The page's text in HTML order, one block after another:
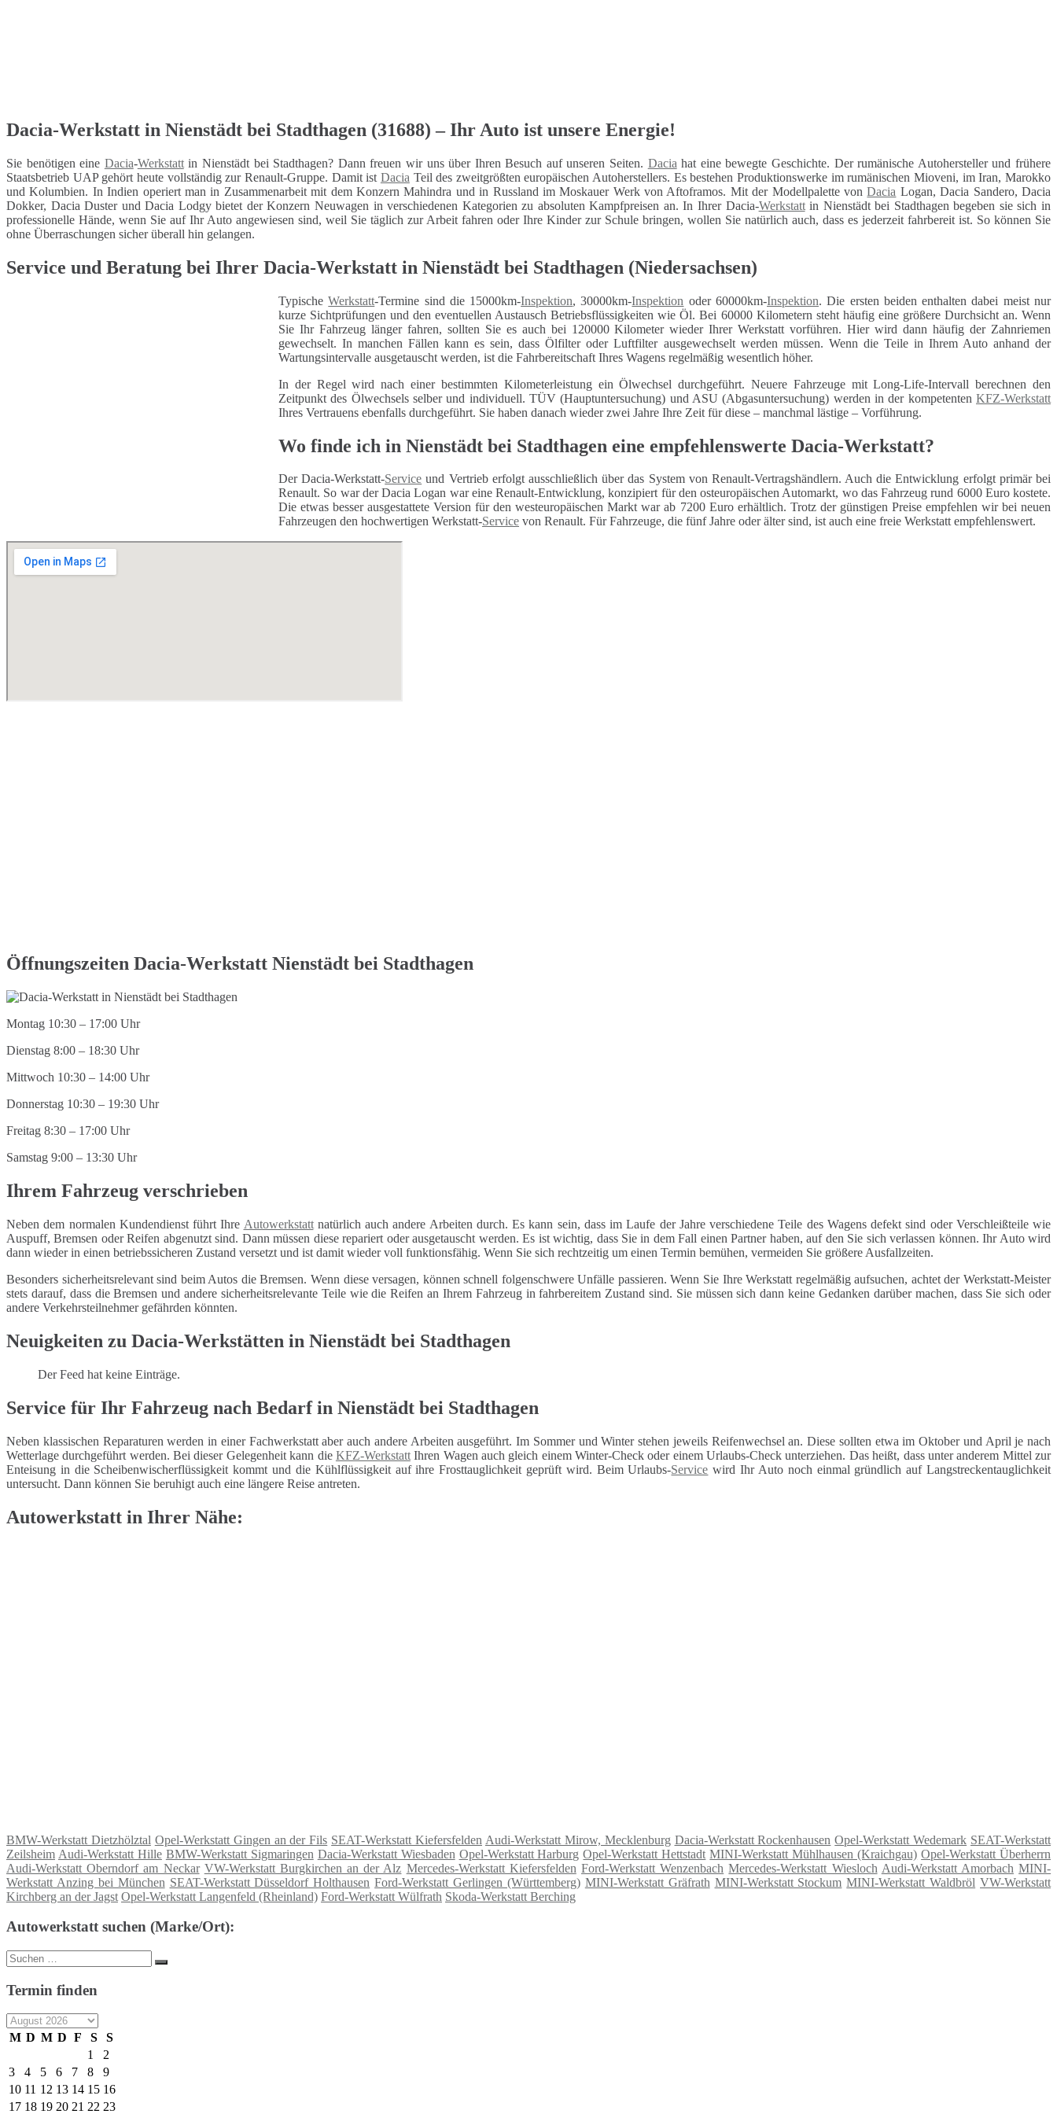
Dacia-Werkstatt in Nienstädt bei Stadthagen (31688) – Ihr Auto ist unsere Energie!
Sie benötigen eine Dacia-Werkstattin Nienstädt bei Stadthagen? Dann freuen wir uns über Ihren Besuch auf unseren Seiten. Dacia hat eine bewegte Geschichte. Der rumänische Autohersteller und frühere
Staatsbetrieb UAP gehört heute vollständig zur Renault-Gruppe. Damit ist Dacia Teil des zweitgrößten europäischen Autoherstellers. Es bestehen Produktionswerke im rumänischen Mioveni, im Iran, Marokko
und Kolumbien. In Indien operiert man in Zusammenarbeit mit dem Konzern Mahindra und in Russland im Moskauer Werk von Aftoframos. Mit der Modellpalette vonDacia Logan, Dacia Sandero, Dacia
Dokker, Dacia Duster und Dacia Lodgy bietet der Konzern Neuwagen in verschiedenen Kategorien zu absoluten Kampfpreisen an. In Ihrer Dacia-Werkstattin Nienstädt bei Stadthagen begeben sie sich in
professionelle Hände, wenn Sie auf Ihr Auto angewiesen sind, weil Sie täglich zur Arbeit fahren oder Ihre Kinder zur Schule bringen, wollen Sie natürlich auch, dass es jederzeit fahrbereit ist. So können Sie
ohne Überraschungen sicher überall hin gelangen.
Service und Beratung bei Ihrer Dacia-Werkstatt in Nienstädt bei Stadthagen (Niedersachsen)
TypischeWerkstatt-Termine sind die 15000km-Inspektion, 30000km-Inspektion oder 60000km-Inspektion. Die ersten beiden enthalten dabei meist nur
kurze Sichtprüfungen und den eventuellen Austausch Betriebsflüssigkeiten wie Öl. Bei 60000 Kilometern steht häufig eine größere Durchsicht an. Wenn
Sie Ihr Fahrzeug länger fahren, sollten Sie es auch bei 120000 Kilometer wieder Ihrer Werkstatt vorführen. Hier wird dann häufig der Zahnriemen
gewechselt. In manchen Fällen kann es sein, dass Ölfilter oder Luftfilter ausgewechselt werden müssen. Wenn die Teile in Ihrem Auto anhand der
Wartungsintervalle ausgetauscht werden, ist die Fahrbereitschaft Ihres Wagens regelmäßig wesentlich höher.
In der Regel wird nach einer bestimmten Kilometerleistung ein Ölwechsel durchgeführt. Neuere Fahrzeuge mit Long-Life-Intervall berechnen den
Zeitpunkt des Ölwechsels selber und individuell. TÜV (Hauptuntersuchung) und ASU (Abgasuntersuchung) werden in der kompetenten KFZ-Werkstatt
Ihres Vertrauens ebenfalls durchgeführt. Sie haben danach wieder zwei Jahre Ihre Zeit für diese – manchmal lästige – Vorführung.
Wo finde ich in Nienstädt bei Stadthagen eine empfehlenswerte Dacia-Werkstatt?
Der Dacia-Werkstatt-Service und Vertrieb erfolgt ausschließlich über das System von Renault-Vertragshändlern. Auch die Entwicklung erfolgt primär bei
Renault. So war der Dacia Logan war eine Renault-Entwicklung, konzipiert für den osteuropäischen Automarkt, wo das Fahrzeug rund 6000 Euro kostete.
Die etwas besser ausgestattete Version für den westeuropäischen Markt war ab 7200 Euro erhältlich. Trotz der günstigen Preise empfehlen wir bei neuen
Fahrzeugen den hochwertigen Werkstatt-Service von Renault. Für Fahrzeuge, die fünf Jahre oder älter sind, ist auch eine freie Werkstatt empfehlenswert.
Öffnungszeiten Dacia-Werkstatt Nienstädt bei Stadthagen
Montag 10:30 – 17:00 Uhr
Dienstag 8:00 – 18:30 Uhr
Mittwoch 10:30 – 14:00 Uhr
Donnerstag 10:30 – 19:30 Uhr
Freitag 8:30 – 17:00 Uhr
Samstag 9:00 – 13:30 Uhr
Ihrem Fahrzeug verschrieben
Neben dem normalen Kundendienst führt Ihre Autowerkstattnatürlich auch andere Arbeiten durch. Es kann sein, dass im Laufe der Jahre verschiedene Teile des Wagens defekt sind oder Verschleißteile wie
Auspuff, Bremsen oder Reifen abgenutzt sind. Dann müssen diese repariert oder ausgetauscht werden. Es ist wichtig, dass Sie in dem Fall einen Partner haben, auf den Sie sich verlassen können. Ihr Auto wird
dann wieder in einen betriebssicheren Zustand versetzt und ist damit wieder voll funktionsfähig. Wenn Sie sich rechtzeitig um einen Termin bemühen, vermeiden Sie größere Ausfallzeiten.
Besonders sicherheitsrelevant sind beim Autos die Bremsen. Wenn diese versagen, können schnell folgenschwere Unfälle passieren. Wenn Sie Ihre Werkstatt regelmäßig aufsuchen, achtet der Werkstatt-Meister
stets darauf, dass die Bremsen und andere sicherheitsrelevante Teile wie die Reifen an Ihrem Fahrzeug in fahrbereitem Zustand sind. Sie müssen sich dann keine Gedanken darüber machen, dass Sie sich oder
andere Verkehrsteilnehmer gefährden könnten.
Neuigkeiten zu Dacia-Werkstätten in Nienstädt bei Stadthagen
Der Feed hat keine Einträge.
Service für Ihr Fahrzeug nach Bedarf in Nienstädt bei Stadthagen
Neben klassischen Reparaturen werden in einer Fachwerkstatt aber auch andere Arbeiten ausgeführt. Im Sommer und Winter stehen jeweils Reifenwechsel an. Diese sollten etwa im Oktober und April je nach
Wetterlage durchgeführt werden. Bei dieser Gelegenheit kann die KFZ-WerkstattIhren Wagen auch gleich einem Winter-Check oder einem Urlaubs-Check unterziehen. Das heißt, dass unter anderem Mittel zur
Enteisung in die Scheibenwischerflüssigkeit kommt und die Kühlflüssigkeit auf ihre Frosttauglichkeit geprüft wird. Beim Urlaubs-Service wird Ihr Auto noch einmal gründlich auf Langstreckentauglichkeit
untersucht. Dann können Sie beruhigt auch eine längere Reise antreten.
Autowerkstatt in Ihrer Nähe:
BMW-Werkstatt Dietzhölztal Opel-Werkstatt Gingen an der Fils SEAT-Werkstatt Kiefersfelden Audi-Werkstatt Mirow, Mecklenburg Dacia-Werkstatt Rockenhausen Opel-Werkstatt Wedemark SEAT-Werkstatt
Zeilsheim Audi-Werkstatt Hille BMW-Werkstatt Sigmaringen Dacia-Werkstatt Wiesbaden Opel-Werkstatt Harburg Opel-Werkstatt Hettstadt MINI-Werkstatt Mühlhausen (Kraichgau) Opel-Werkstatt Überherrn
Audi-Werkstatt Oberndorf am Neckar VW-Werkstatt Burgkirchen an der Alz Mercedes-Werkstatt Kiefersfelden Ford-Werkstatt Wenzenbach Mercedes-Werkstatt Wiesloch Audi-Werkstatt Amorbach MINI-
Werkstatt Anzing bei München SEAT-Werkstatt Düsseldorf Holthausen Ford-Werkstatt Gerlingen (Württemberg) MINI-Werkstatt Gräfrath MINI-Werkstatt Stockum MINI-Werkstatt Waldbröl VW-Werkstatt
Kirchberg an der Jagst Opel-Werkstatt Langenfeld (Rheinland) Ford-Werkstatt Wülfrath Skoda-Werkstatt Berching
Autowerkstatt suchen (Marke/Ort):
Suche
nach:
Suchen
Termin finden
M D M D F S
S
1
2
3
4 5 6 7 8
9
10 11 12 13 14 15 16
17 18 19 20 21 22 23